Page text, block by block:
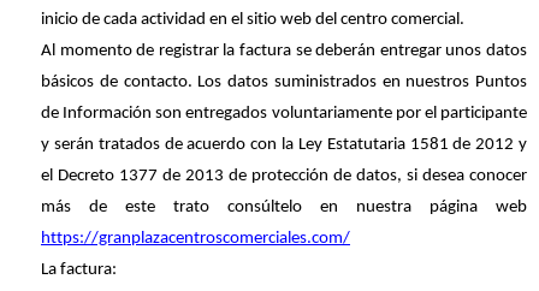
inicio de cada actividad en el sitio web del centro comercial.
Al momento de registrar la factura se deberán entregar unos datos
básicos de contacto. Los datos suministrados en nuestros Puntos
de Información son entregados voluntariamente por el participante
y serán tratados de acuerdo con la Ley Estatutaria 1581 de 2012 y
el Decreto 1377 de 2013 de protección de datos, si desea conocer
más de este trato consúltelo en nuestra página web
https://granplazacentroscomerciales.com/
La factura: